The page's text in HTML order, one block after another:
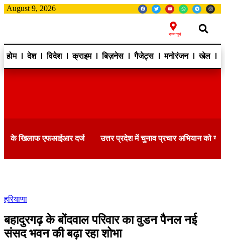
August 9, 2026
राज्य चुने
होम देश विदेश क्राइम बिज़नेस गैजेट्स मनोरंजन खेल
एफआईआर दर्ज उत्तर प्रदेश में चुनाव प्रचार अभियान को गति देगी भाजपा
हरियाणा
बहादुरगढ़ के बोंदवाल परिवार का वुडन पैनल नई
संसद भवन की बढ़ा रहा शोभा